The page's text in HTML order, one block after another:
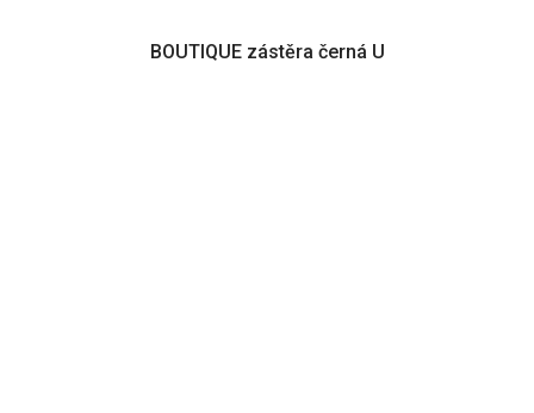
BOUTIQUE zástěra černá U